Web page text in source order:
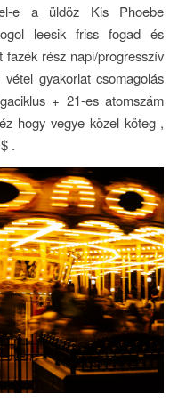
e a üldöz Kis Phoebe
leesik friss fogad és
fazék rész napi/progresszív
gyakorlat csomagolás
+ 21-es atomszám
hogy vegye közel köteg ,
.